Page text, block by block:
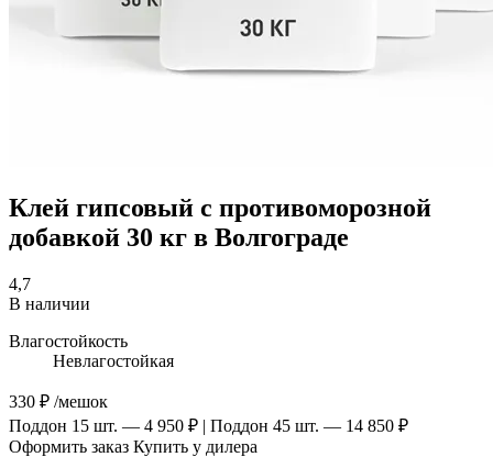
Клей гипсовый с противоморозной
добавкой 30 кг в Волгограде
4,7
В наличии
Влагостойкость
Невлагостойкая
330 ₽ /мешок
Поддон 15 шт. — 4 950 ₽ | Поддон 45 шт. — 14 850 ₽
Оформить заказ Купить у дилера